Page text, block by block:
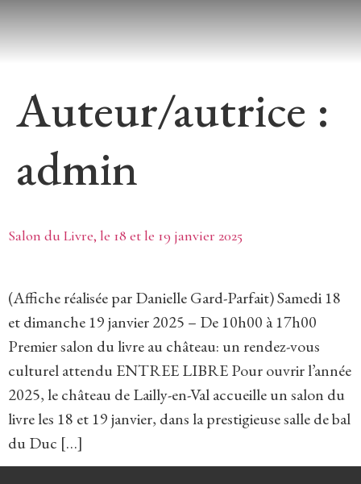
Auteur/autrice :
admin
Salon du Livre, le 18 et le 19 janvier 2025
(Affiche réalisée par Danielle Gard-Parfait) Samedi 18
et dimanche 19 janvier 2025 – De 10h00 à 17h00
Premier salon du livre au château: un rendez-vous
culturel attendu ENTREE LIBRE Pour ouvrir l’année
2025, le château de Lailly-en-Val accueille un salon du
livre les 18 et 19 janvier, dans la prestigieuse salle de bal
du Duc […]